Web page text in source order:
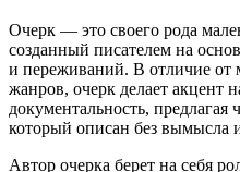
Очерк — это своего рода
созданный писателем на
и переживаний. В отличие от
жанров, очерк делает акцент
документальность, предлагая
который описан без вымысла
Автор очерка берет на себя